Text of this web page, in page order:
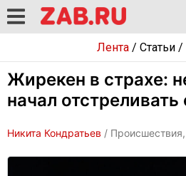
Лента/ Статьи/
Жирекен в страхе:
начал отстреливать
Никита Кондратьев /